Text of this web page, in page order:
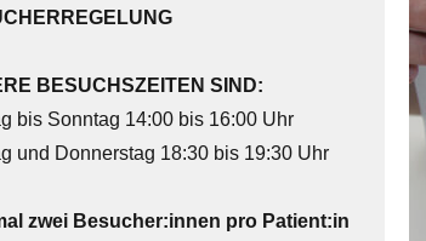
BESUCHSZEITEN SIND:
bis Sonntag 14:00 bis 16:00 Uhr
und Donnerstag 18:30 bis 19:30 Uhr
zwei Besucher:innen pro Patient:in